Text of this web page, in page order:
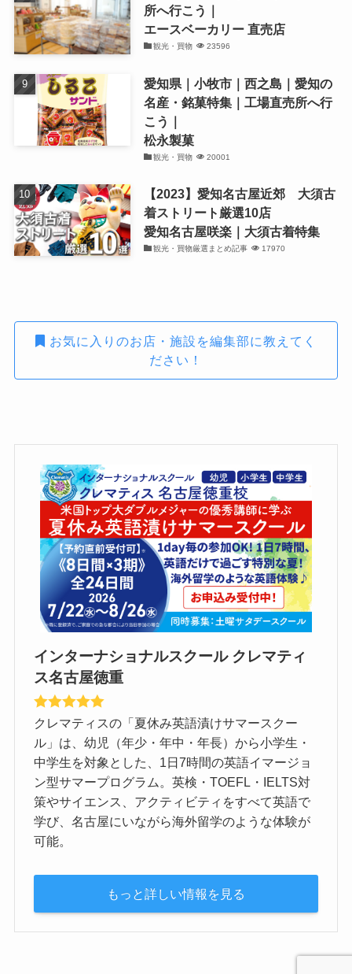
所へ行こう｜
エースベーカリー 直売店
観光・買物 23596
愛知県｜小牧市｜西之島｜愛知の
名産・銘菓特集｜工場直売所へ行
こう｜
松永製菓
観光・買物 20001
【2023】愛知名古屋近郊 大須古
着ストリート厳選10店
愛知名古屋咲楽｜大須古着特集
観光・買物厳選まとめ記事 17970
お気に入りのお店・施設を編集部に教えてく
ださい！
インターナショナルスクール クレマティ
ス名古屋徳重
クレマティスの「夏休み英語漬けサマースクー
ル」は、幼児（年少・年中・年長）から小学生・
中学生を対象とした、1日7時間の英語イマージョ
ン型サマープログラム。英検・TOEFL・IELTS対
策やサイエンス、アクティビティをすべて英語で
学び、名古屋にいながら海外留学のような体験が
可能。
もっと詳しい情報を見る